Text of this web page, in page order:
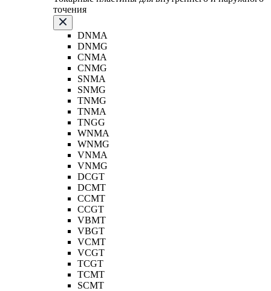
точения
DNMA
DNMG
CNMA
CNMG
SNMA
SNMG
TNMG
TNMA
TNGG
WNMA
WNMG
VNMA
VNMG
DCGT
DCMT
CCMT
CCGT
VBMT
VBGT
VCMT
VCGT
TCGT
TCMT
SCMT